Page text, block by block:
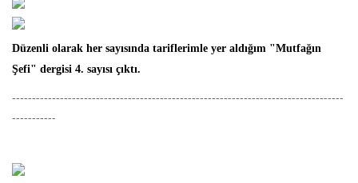
Düzenli olarak her sayısında tariflerimle yer aldığım "Mutfağın
Şefi" dergisi 4. sayısı çıktı.
-----------------------------------------------------------------------------------
-----------